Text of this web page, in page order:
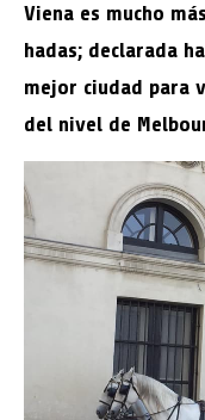
Viena es mucho
hadas; declarada
mejor ciudad para
del nivel de